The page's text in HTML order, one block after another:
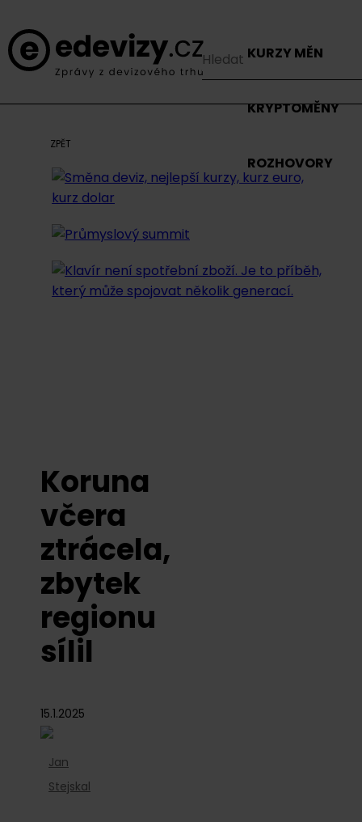
KURZY MĚN
KRYPTOMĚNY
ROZHOVORY
ZPĚT
Koruna
včera
ztrácela,
zbytek
regionu
sílil
15.1.2025
Jan
Stejskal